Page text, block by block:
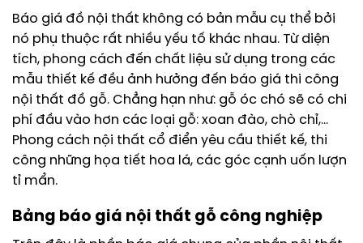
Báo giá đồ nội thất không có bản mẫu cụ thể bởi
nó phụ thuộc rất nhiều yếu tố khác nhau. Từ diện
tích, phong cách đến chất liệu sử dụng trong các
mẫu thiết kế đều ảnh hưởng đến báo giá thi công
nội thất đồ gỗ. Chẳng hạn như: gỗ óc chó sẽ có chi
phí đầu vào hơn các loại gỗ: xoan đào, chò chỉ,…
Phong cách nội thất cổ điển yêu cầu thiết kế, thi
công những họa tiết hoa lá, các góc cạnh uốn lượn
tỉ mẩn.
Bảng báo giá nội thất gỗ công nghiệp